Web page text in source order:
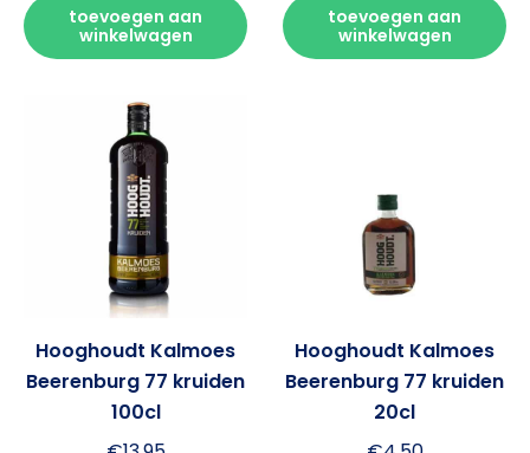
toevoegen aan
winkelwagen
toevoegen aan
winkelwagen
Hooghoudt Kalmoes
Beerenburg 77 kruiden
100cl
Hooghoudt Kalmoes
Beerenburg 77 kruiden
20cl